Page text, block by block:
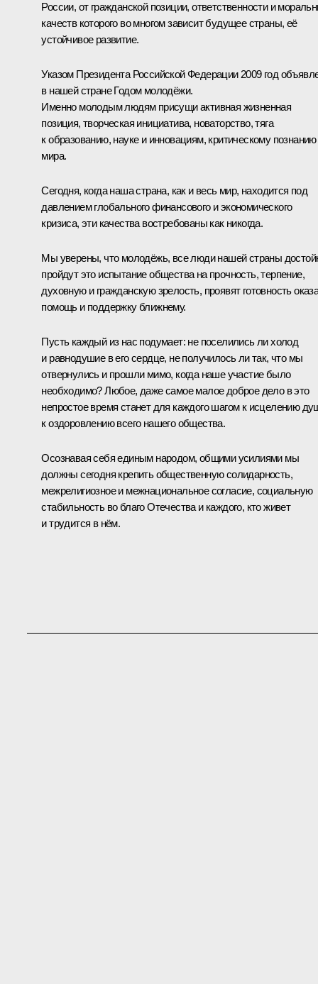
России, от гражданской позиции, ответственности и
качеств которого во многом зависит будущее страны, её
устойчивое развитие.
Указом Президента Российской Федерации 2009 год
в нашей стране Годом молодёжи.
Именно молодым людям присущи активная жизненная
позиция, творческая инициатива, новаторство, тяга
к образованию, науке и инновациям, критическому познанию
мира.
Сегодня, когда наша страна, как и весь мир, находится под
давлением глобального финансового и экономического
кризиса, эти качества востребованы как никогда.
Мы уверены, что молодёжь, все люди нашей страны
пройдут это испытание общества на прочность, терпение,
духовную и гражданскую зрелость, проявят готовность
помощь и поддержку ближнему.
Пусть каждый из нас подумает: не поселились ли холод
и равнодушие в его сердце, не получилось ли так, что мы
отвернулись и прошли мимо, когда наше участие было
необходимо? Любое, даже самое малое доброе дело в это
непростое время станет для каждого шагом к исцелению
к оздоровлению всего нашего общества.
Осознавая себя единым народом, общими усилиями мы
должны сегодня крепить общественную солидарность,
межрелигиозное и межнациональное согласие, социальную
стабильность во благо Отечества и каждого, кто живет
и трудится в нём.